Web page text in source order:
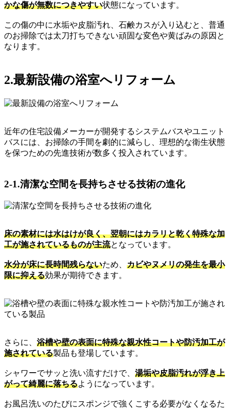
かな傷が無数につきやすい状態になっています。
この傷の中に水垢や皮脂汚れ、石鹸カスが入り込むと、普通
のお掃除では太刀打ちできない頑固な変色や黄ばみの原因と
なります。
2.最新設備の浴室へリフォーム
近年の住宅設備メーカーが開発するシステムバスやユニット
バスには、お掃除の手間を劇的に減らし、理想的な衛生状態
を保つための先進技術が数多く投入されています。
2-1.清潔な空間を長持ちさせる技術の進化
床の素材には水はけが良く、翌朝にはカラリと乾く特殊な加
工が施されているものが主流となっています。
水分が床に長時間残らないため、 カビやヌメリの発生を最小
限に抑える効果が期待できます。
さらに、 浴槽や壁の表面に特殊な親水性コートや防汚加工が
施されている製品も登場しています。
シャワーでサッと洗い流すだけで、 湯垢や皮脂汚れが浮き上
がって綺麗に落ちるようになっています。
お風呂洗いのたびにスポンジで強くこする必要がなくなるた